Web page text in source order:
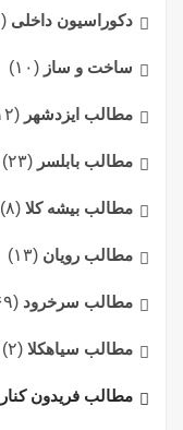
دکوراسیون داخلی (۱۵)
ساخت و ساز (۱۰)
مطالب ایزدشهر (۱۲)
مطالب بابلسر (۲۳)
مطالب بیشه کلا (۸)
مطالب رویان (۱۳)
مطالب سرخرود (۶۹)
مطالب سیاهکلا (۲)
مطالب فریدون کنار